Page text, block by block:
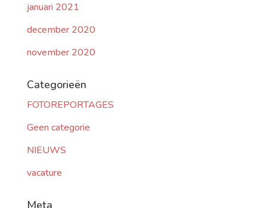
januari 2021
december 2020
november 2020
Categorieën
FOTOREPORTAGES
Geen categorie
NIEUWS
vacature
Meta